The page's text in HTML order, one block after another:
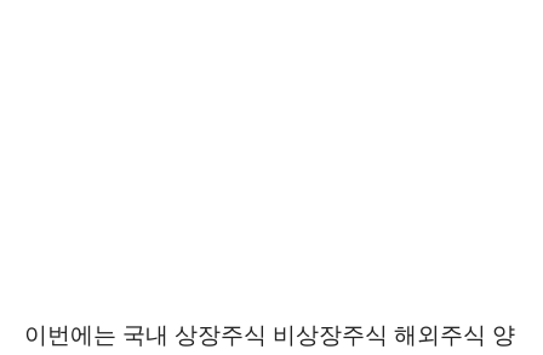
이번에는 국내 상장주식 비상장주식 해외주식 양